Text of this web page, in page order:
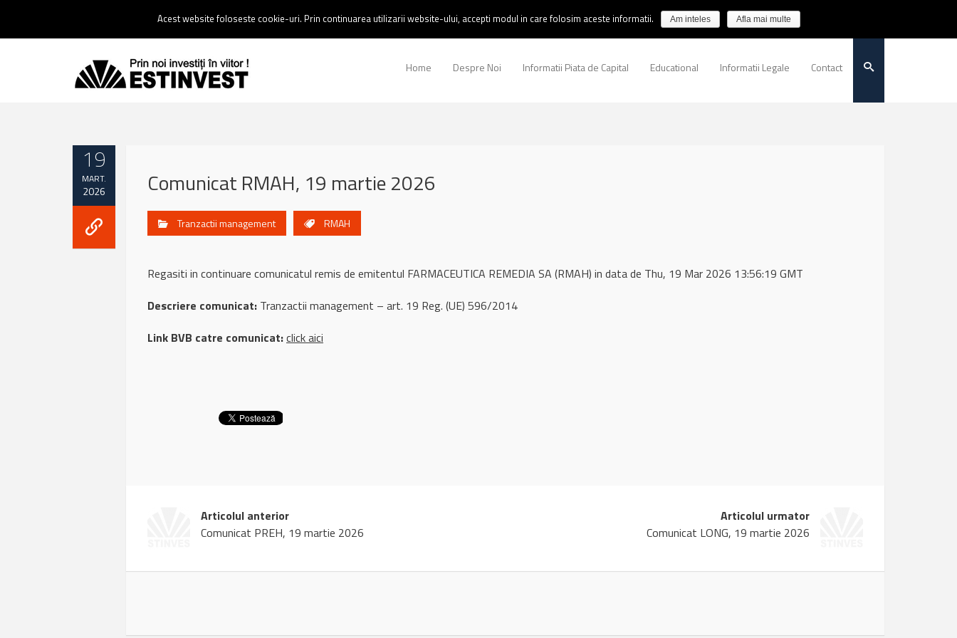
0237 238 900 |Email :contact@estinvest.ro
Home Despre Noi Informatii Piata de Capital Educational Informatii Legale Contact
19
MART.
2026 Comunicat RMAH, 19 martie 2026
Tranzactii management RMAH
Regasiti in continuare comunicatul remis de emitentul FARMACEUTICA REMEDIA SA (RMAH) in data de Thu, 19 Mar 2026 13:56:19 GMT
Descriere comunicat: Tranzactii management – art. 19 Reg. (UE) 596/2014
Link BVB catre comunicat:click aici
Articolul anterior
Comunicat PREH, 19 martie 2026
Articolul urmator
Comunicat LONG, 19 martie 2026
Acest website foloseste cookie-uri. Prin continuarea utilizarii website-ului, accepti modul in care folosim aceste informatii. Am inteles Afla mai multe